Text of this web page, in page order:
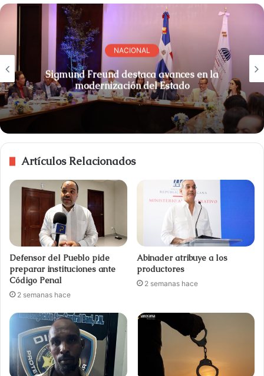
NACIONAL
Sigmund Freund destaca avances en la
modernización del Estado
Artículos Relacionados
Defensor del Pueblo pide
preparar instituciones ante
Código Penal
2 semanas hace
Abinader atribuye a los
productores
2 semanas hace